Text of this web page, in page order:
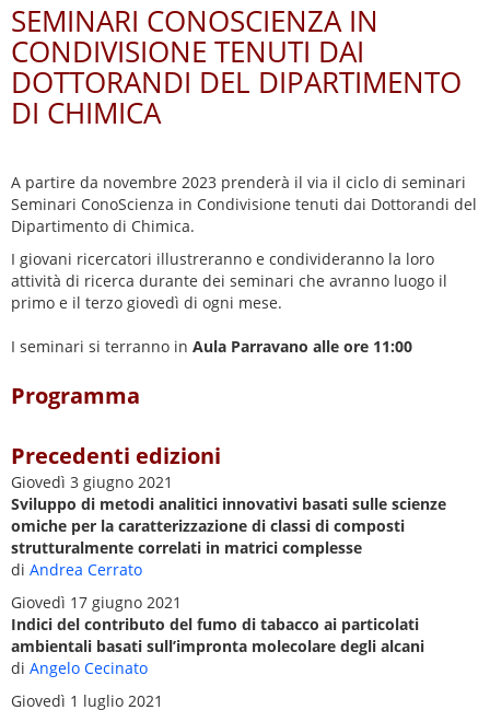
SEMINARI CONOSCIENZA IN
CONDIVISIONE TENUTI DAI
DOTTORANDI DEL DIPARTIMENTO
DI CHIMICA
A partire da novembre 2023 prenderà il via il ciclo di seminari
Seminari ConoScienza in Condivisione tenuti dai Dottorandi del
Dipartimento di Chimica.
I giovani ricercatori illustreranno e condivideranno la loro
attività di ricerca durante dei seminari che avranno luogo il
primo e il terzo giovedì di ogni mese.
I seminari si terranno in Aula Parravano alle ore 11:00
Programma
Precedenti edizioni
Giovedì 3 giugno 2021
Sviluppo di metodi analitici innovativi basati sulle scienze
omiche per la caratterizzazione di classi di composti
strutturalmente correlati in matrici complesse
di Andrea Cerrato
Giovedì 17 giugno 2021
Indici del contributo del fumo di tabacco ai particolati
ambientali basati sull’impronta molecolare degli alcani
di Angelo Cecinato
Giovedì 1 luglio 2021